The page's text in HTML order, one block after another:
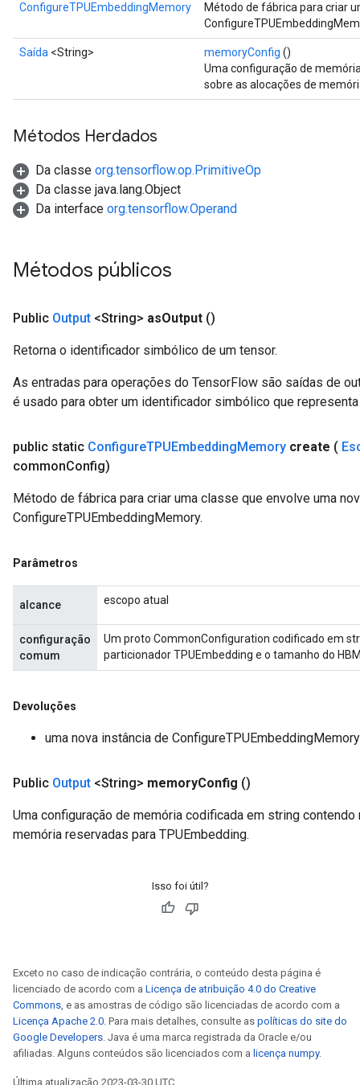
ConfigureTPUEmbeddingMemory
Método de fábrica para criar
Saída <String> memoryConfig ()
Uma configuração de
sobre as alocações de
Métodos Herdados
Da classe org.tensorflow.op.PrimitiveOp
Da classe java.lang.Object
Da interface org.tensorflow.Operand
Métodos públicos
Public Output <String> asOutput ()
Retorna o identificador simbólico de um tensor.
As entradas para operações do TensorFlow são saídas de
é usado para obter um identificador simbólico que
public static ConfigureTPUEmbeddingMemory create (
commonConfig)
Método de fábrica para criar uma classe que envolve uma
ConfigureTPUEmbeddingMemory.
Parâmetros
alcance escopo atual
configuração
comum
Um proto CommonConfiguration codificado em
particionador TPUEmbedding e o tamanho do
Devoluções
uma nova instância de ConfigureTPUEmbeddingMemory
Public Output <String> memoryConfig ()
Uma configuração de memória codificada em string
memória reservadas para TPUEmbedding.
Isso foi útil?
Exceto no caso de indicação contrária, o conteúdo desta página é
licenciado de acordo com a Licença de atribuição 4.0 do Creative
Commons, e as amostras de código são licenciadas de acordo com a
Licença Apache 2.0. Para mais detalhes, consulte as políticas do site do
Google Developers. Java é uma marca registrada da Oracle e/ou
afiliadas. Alguns conteúdos são licenciados com a licença numpy.
Última atualização 2023-03-30 UTC.